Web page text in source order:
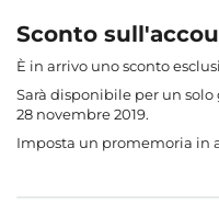
Sconto
È in arrivo uno sconto
Sarà disponibile per un
28 novembre 2019.
Imposta un promemoria in